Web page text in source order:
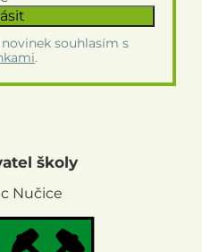
souhlasím s
.
školy
Nučice